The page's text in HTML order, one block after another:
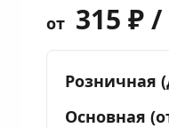
от 315 ₽ /
Розничная
Основная